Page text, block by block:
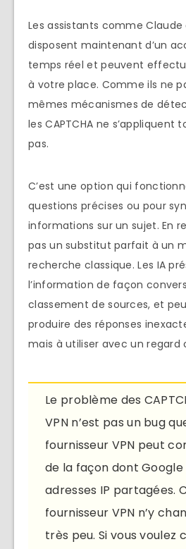
Les assistants comme Claude
disposent maintenant d’un
temps réel et peuvent
à votre place. Comme ils ne
mêmes mécanismes de
les CAPTCHA ne s’appliquent
pas.
C’est une option qui
questions précises ou pour
informations sur un sujet. En
pas un substitut parfait à un
recherche classique. Les IA
l’information de façon
classement de sources, et
produire des réponses
mais à utiliser avec un regard
Le problème des
VPN n’est pas un bug
fournisseur VPN peut
de la façon dont
adresses IP partagées.
fournisseur VPN n’y
très peu. Si vous voulez